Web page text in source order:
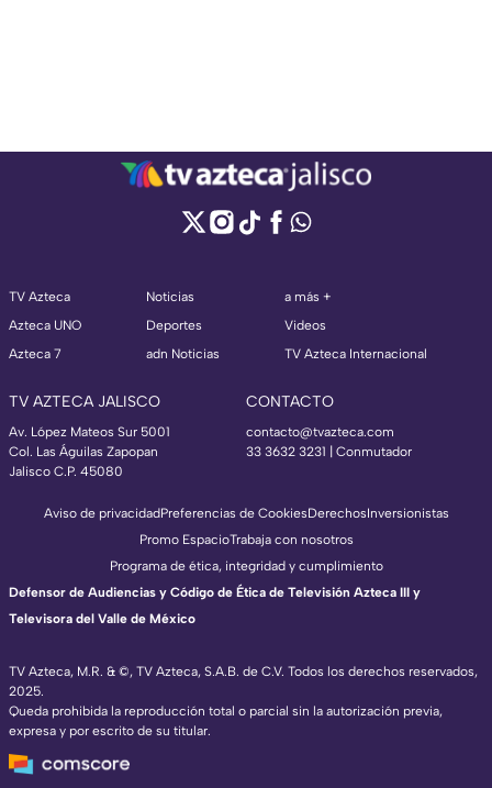
TV Azteca
Azteca UNO
Azteca 7
Noticias
Deportes
adn Noticias
a más +
Videos
TV Azteca Internacional
TV AZTECA JALISCO
Av. López Mateos Sur 5001
Col. Las Águilas Zapopan
Jalisco C.P. 45080
CONTACTO
contacto@tvazteca.com
33 3632 3231 | Conmutador
TV Azteca, M.R. & ©, TV Azteca, S.A.B. de C.V. Todos los derechos reservados,
2025.
Queda prohibida la reproducción total o parcial sin la autorización previa,
expresa y por escrito de su titular.
Aviso de privacidadPreferencias de CookiesDerechosInversionistas
Promo EspacioTrabaja con nosotros
Programa de ética, integridad y cumplimiento
Defensor de Audiencias y Código de Ética de Televisión Azteca III y
Televisora del Valle de México